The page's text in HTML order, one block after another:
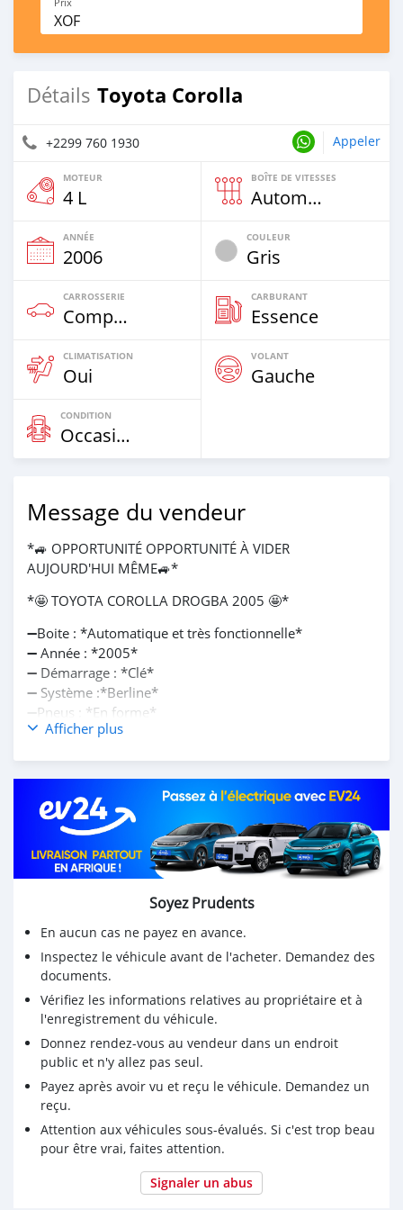
XOF
Détails Toyota Corolla
+2299 760 1930 Appeler
MOTEUR
4 L
BOÎTE DE VITESSES
Automatique
ANNÉE
2006
COULEUR
Gris
CARROSSERIE
Compacte
CARBURANT
Essence
CLIMATISATION
Oui
VOLANT
Gauche
CONDITION
Occasion
Message du vendeur
*🚙 OPPORTUNITÉ OPPORTUNITÉ À VIDER
AUJOURD'HUI MÊME🚙*
*🤩 TOYOTA COROLLA DROGBA 2005 🤩*
➖Boite : *Automatique et très fonctionnelle*
➖ Année : *2005*
➖ Démarrage : *Clé*
➖ Système :*Berline*
➖Pneus : *En forme*
➖Intérieur : *Tissu*
➖Pièces : *A jours*
➖Moteur : *4 cylindre très très en forme. VVTI Jamais
touché*
➖ *BON TROC POSSIBLE*
➖ *POSITION: COTONOU STADE DE L'AMITIÉ AU
BUREAU*
Afficher plus
Soyez Prudents
En aucun cas ne payez en avance.
Inspectez le véhicule avant de l'acheter. Demandez des
documents.
Vérifiez les informations relatives au propriétaire et à
l'enregistrement du véhicule.
Donnez rendez-vous au vendeur dans un endroit
public et n'y allez pas seul.
Payez après avoir vu et reçu le véhicule. Demandez un
reçu.
Attention aux véhicules sous-évalués. Si c'est trop beau
pour être vrai, faites attention.
Signaler un abus